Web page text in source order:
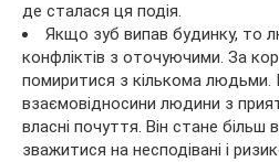
де сталася ця подія.
Якщо зуб випав будинку, то
конфліктів з оточуючими. За
помиритися з кількома людьми.
взаємовідносини людини з
власні почуття. Він стане більш
зважитися на несподівані і